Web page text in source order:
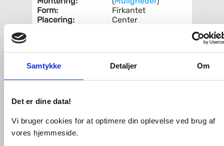
Samtykke Detaljer Om
Det er dine data!
Vi bruger cookies for at optimere din oplevelse ved brug af
vores hjemmeside.
Form:
Firkantet
Placering:
Center
Fri fragt fra 4.995,-
- Gunmetal
et moderne firkantet design. Brug
vasken alene hvor pladsen er trang eller